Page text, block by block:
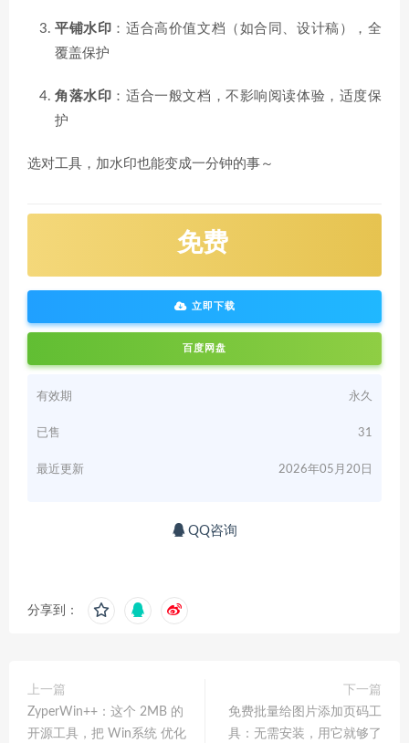
平铺水印 ：适合高价值文档（如合同、设计稿），全
覆盖保护
角落水印 ：适合一般文档，不影响阅读体验，适度保
护
选对工具，加水印也能变成一分钟的事～
免费
立即下载
百度网盘
有效期 永久
已售 31
最近更新 2026年05月20日
QQ咨询
分享到：
上一篇
ZyperWin++：这个 2MB 的
开源工具，把 Win系统 优化
下一篇
免费批量给图片添加页码工
具：无需安装，用它就够了